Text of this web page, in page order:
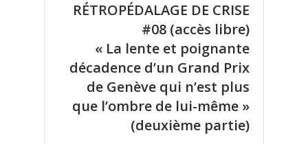
RÉTROPÉDALAGE DE CRISE
#08 (accès libre)
« La lente et poignante
décadence d’un Grand Prix
de Genève qui n’est plus
que l’ombre de lui-même »
(deuxième partie)